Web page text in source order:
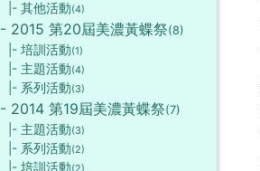
|- 其他活動(4)
|- 2015 第20屆美濃黃蝶祭(8)
|- 培訓活動(1)
|- 主題活動(4)
|- 系列活動(3)
|- 2014 第19屆美濃黃蝶祭(7)
|- 主題活動(3)
|- 系列活動(2)
|- 培訓活動(2)